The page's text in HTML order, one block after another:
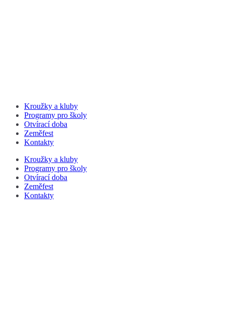
Kroužky a kluby
Programy pro školy
Otvírací doba
Zeměfest
Kontakty
Kroužky a kluby
Programy pro školy
Otvírací doba
Zeměfest
Kontakty